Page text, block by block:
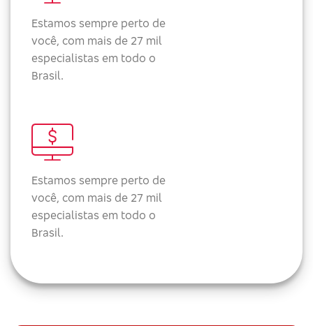
Estamos sempre perto de
você, com mais de 27 mil
especialistas em todo o
Brasil.
Estamos sempre perto de
você, com mais de 27 mil
especialistas em todo o
Brasil.